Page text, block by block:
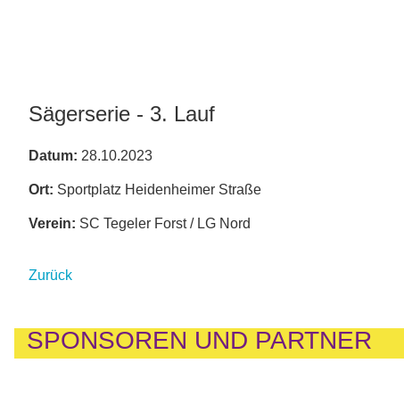
Sägerserie - 3. Lauf
Datum: 28.10.2023
Ort: Sportplatz Heidenheimer Straße
Verein: SC Tegeler Forst / LG Nord
Zurück
SPONSOREN UND PARTNER